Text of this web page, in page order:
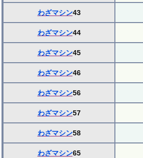
わざマシン43
わざマシン44
わざマシン45
わざマシン46
わざマシン56
わざマシン57
わざマシン58
わざマシン65